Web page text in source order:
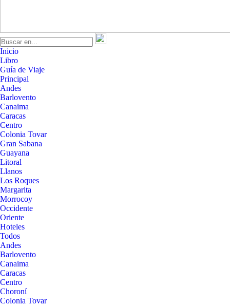
Inicio
Libro
Guía de Viaje
Principal
Andes
Barlovento
Canaima
Caracas
Centro
Colonia Tovar
Gran Sabana
Guayana
Litoral
Llanos
Los Roques
Margarita
Morrocoy
Occidente
Oriente
Hoteles
Todos
Andes
Barlovento
Canaima
Caracas
Centro
Choroní
Colonia Tovar